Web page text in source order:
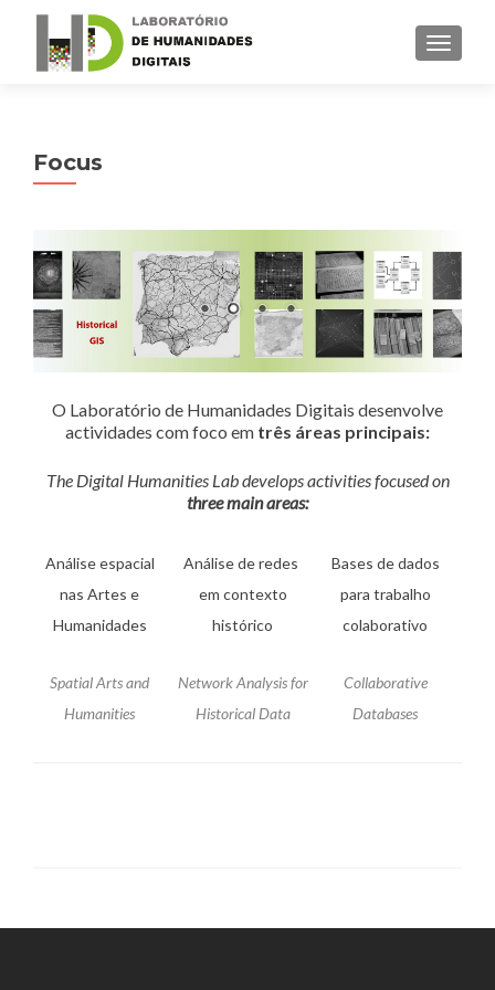
Focus
O Laboratório de Humanidades Digitais desenvolve
actividades com foco em três áreas principais:
The Digital Humanities Lab develops activities focused on
three main areas:
Análise espacial
nas Artes e
Humanidades
Spatial Arts and
Humanities
Análise de redes
em contexto
histórico
Network Analysis for
Historical Data
Bases de dados
para trabalho
colaborativo
Collaborative
Databases